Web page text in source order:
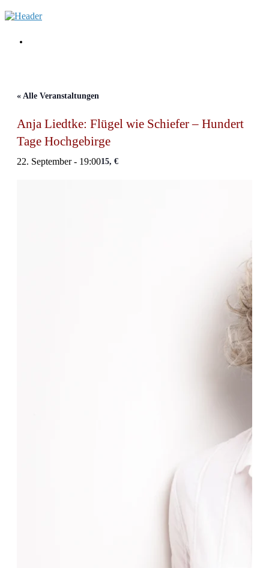
Zum
Inhalt
« Alle Veranstaltungen
Anja Liedtke: Flügel wie Schiefer – Hundert
Tage Hochgebirge
22. September - 19:0015, €